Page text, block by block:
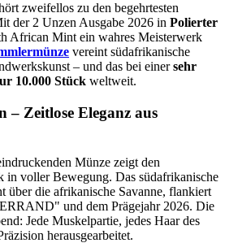
zweifellos zu den begehrtesten
der 2 Unzen Ausgabe 2026 in Polierter
African Mint ein wahres Meisterwerk
vereint südafrikanische
– und das bei einersehr
10.000 Stück weltweit.
– Zeitlose Eleganz aus
Münze zeigt den
in voller Bewegung. Das südafrikanische
über die afrikanische Savanne, flankiert
und dem Prägejahr 2026. Die
Jede Muskelpartie, jedes Haar des
herausgearbeitet.